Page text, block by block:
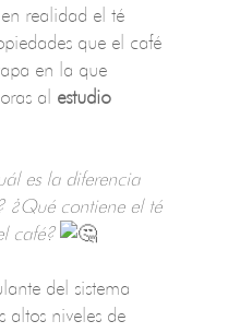
realidad el té
que el café
en la que
al estudio
es la diferencia
¿Qué contiene el té
café?
del sistema
altos niveles de